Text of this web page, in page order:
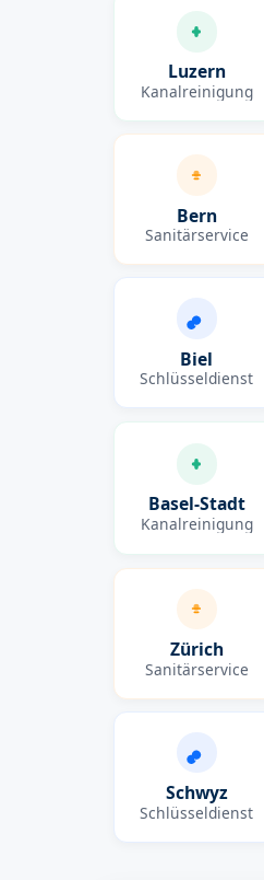
Luzern
Kanalreinigung
Bern
Sanitärservice
Biel
Schlüsseldienst
Basel-Stadt
Kanalreinigung
Zürich
Sanitärservice
Schwyz
Schlüsseldienst